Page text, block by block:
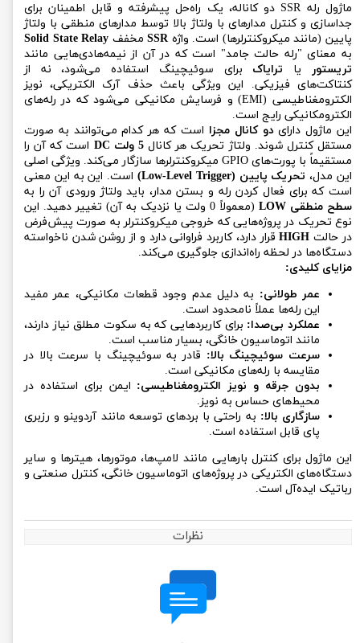
ماژول رله SSR دو کاناله، یک راه‌حل پیشرفته و قابل اطمینان برای
جداسازی و کنترل مدارهای با ولتاژ بالا توسط مدارهای منطقی با ولتاژ
پایین (مانند میکروکنترلرها) است. واژهSSRمخفف Solid State Relay
به معنای "رله حالت جامد" است که در آن از نیمه‌هادی‌هایی مانند
تریستور
یا ترایاک برای سوئیچینگ استفاده می‌شود، نه از
کنتاکت‌های فیزیکی. این ویژگی باعث حذف آرک الکتریکی، نویز
الکترومغناطیسی (EMI) و فرسایش مکانیکی می‌شود که در رله‌های
الکترومکانیکی رایج است.
این ماژول دارایدو کانال مجزا است که هر کدام می‌توانند به صورت
مستقل کنترل شوند. ولتاژ تحریک هر کانال5 ولت DC
است که آن را
مستقیماً با پورت‌های GPIO میکروکنترلرها سازگار می‌کند. ویژگی اصلی
این مدل، تحریک پایین (Low-Level Trigger)
است. این به این معنی
است که برای فعال کردن رله و بستن مدار، باید ولتاژ ورودی آن را به
سطح منطقی LOW
(معمولاً 0 ولت یا نزدیک به آن) تغییر دهید. این
نوع تحریک در پروژه‌هایی که خروجی میکروکنترلر به صورت پیش‌فرض
در حالت HIGHقرار دارد، کاربرد فراوانی دارد و از روشن شدن ناخواسته
دستگاه‌ها در لحظه راه‌اندازی جلوگیری می‌کند.
مزایای کلیدی:
عمر طولانی: به دلیل عدم وجود قطعات مکانیکی، عمر مفید
این رله‌ها عملاً نامحدود است.
عملکرد بی‌صدا: برای کاربردهایی که به سکوت مطلق نیاز دارند،
مانند اتوماسیون خانگی، بسیار مناسب است.
سرعت سوئیچینگ بالا: قادر به سوئیچینگ با سرعت بالا در
مقایسه با رله‌های مکانیکی است.
بدون جرقه و نویز الکترومغناطیسی: ایمن برای استفاده در
محیط‌های حساس به نویز.
سازگاری بالا: به راحتی با بردهای توسعه مانند آردوینو و رزبری
پای قابل استفاده است.
این ماژول برای کنترل بارهایی مانند لامپ‌ها، موتورها، هیترها و سایر
دستگاه‌های الکتریکی در پروژه‌های اتوماسیون خانگی، کنترل صنعتی و
رباتیک ایده‌آل است.
نظرات